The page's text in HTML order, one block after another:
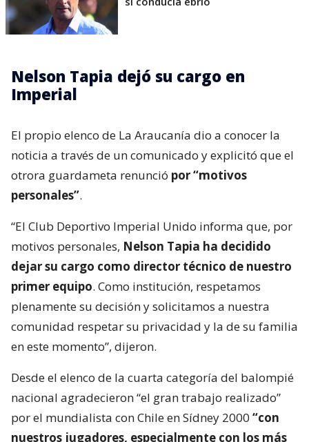
Nelson Tapia dejó su cargo en
Imperial
El propio elenco de La Araucanía dio a conocer la
noticia a través de un comunicado y explicitó que el
otrora guardameta renunció por “motivos
personales”.
“El Club Deportivo Imperial Unido informa que, por
motivos personales, Nelson Tapia ha decidido
dejar su cargo como director técnico de nuestro
primer equipo. Como institución, respetamos
plenamente su decisión y solicitamos a nuestra
comunidad respetar su privacidad y la de su familia
en este momento”, dijeron.
Desde el elenco de la cuarta categoría del balompié
nacional agradecieron “el gran trabajo realizado”
por el mundialista con Chile en Sídney 2000 “con
nuestros jugadores, especialmente con los más